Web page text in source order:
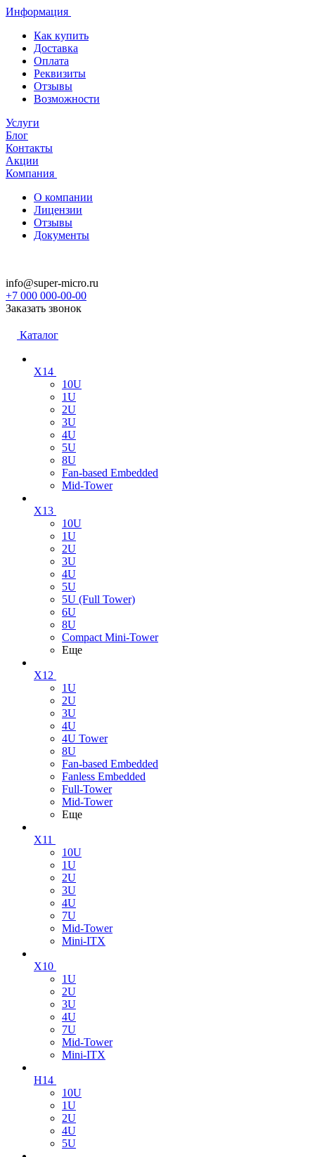
Информация
Как купить
Доставка
Оплата
Реквизиты
Отзывы
Возможности
Услуги
Блог
Контакты
Акции
Компания
О компании
Лицензии
Отзывы
Документы
info@super-micro.ru
+7 000 000-00-00
Заказать звонок
Каталог
X14
10U
1U
2U
3U
4U
5U
8U
Fan-based Embedded
Mid-Tower
X13
10U
1U
2U
3U
4U
5U
5U (Full Tower)
6U
8U
Compact Mini-Tower
Еще
X12
1U
2U
3U
4U
4U Tower
8U
Fan-based Embedded
Fanless Embedded
Full-Tower
Mid-Tower
Еще
X11
10U
1U
2U
3U
4U
7U
Mid-Tower
Mini-ITX
X10
1U
2U
3U
4U
7U
Mid-Tower
Mini-ITX
H14
10U
1U
2U
4U
5U